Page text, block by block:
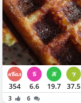
354 6.6 19.7 37.5
3
6